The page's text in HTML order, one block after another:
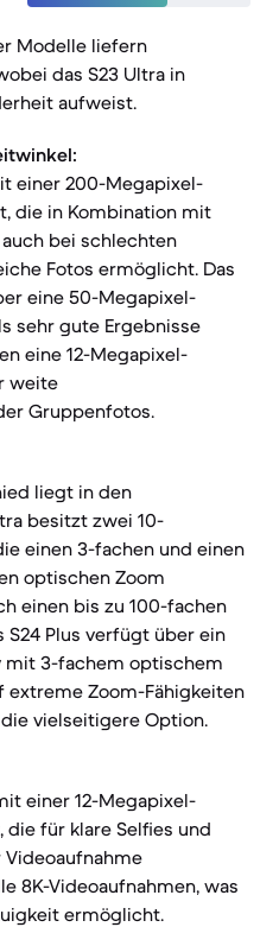
Modelle liefern
das S23 Ultra in
aufweist.
einer 200-Megapixel-
die in Kombination mit
bei schlechten
Fotos ermöglicht. Das
eine 50-Megapixel-
sehr gute Ergebnisse
eine 12-Megapixel-
weite
Gruppenfotos.
liegt in den
besitzt zwei 10-
einen 3-fachen und einen
optischen Zoom
einen bis zu 100-fachen
S24 Plus verfügt über ein
mit 3-fachem optischem
extreme Zoom-Fähigkeiten
vielseitigere Option.
einer 12-Megapixel-
für klare Selfies und
8K-Videoaufnahmen, was
ermöglicht.